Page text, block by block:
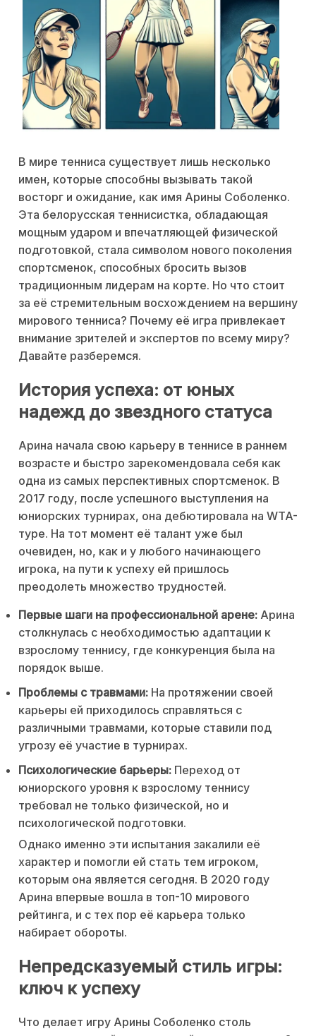
В мире тенниса существует лишь несколько
имен, которые способны вызывать такой
восторг и ожидание, как имя Арины Соболенко.
Эта белорусская теннисистка, обладающая
мощным ударом и впечатляющей физической
подготовкой, стала символом нового поколения
спортсменок, способных бросить вызов
традиционным лидерам на корте. Но что стоит
за её стремительным восхождением на вершину
мирового тенниса? Почему её игра привлекает
внимание зрителей и экспертов по всему миру?
Давайте разберемся.
История успеха: от юных
надежд до звездного статуса
Арина начала свою карьеру в теннисе в раннем
возрасте и быстро зарекомендовала себя как
одна из самых перспективных спортсменок. В
2017 году, после успешного выступления на
юниорских турнирах, она дебютировала на WTA-
туре. На тот момент её талант уже был
очевиден, но, как и у любого начинающего
игрока, на пути к успеху ей пришлось
преодолеть множество трудностей.
Первые шаги на профессиональной арене: Арина
столкнулась с необходимостью адаптации к
взрослому теннису, где конкуренция была на
порядок выше.
Проблемы с травмами: На протяжении своей
карьеры ей приходилось справляться с
различными травмами, которые ставили под
угрозу её участие в турнирах.
Психологические барьеры: Переход от
юниорского уровня к взрослому теннису
требовал не только физической, но и
психологической подготовки.
Однако именно эти испытания закалили её
характер и помогли ей стать тем игроком,
которым она является сегодня. В 2020 году
Арина впервые вошла в топ-10 мирового
рейтинга, и с тех пор её карьера только
набирает обороты.
Непредсказуемый стиль игры:
ключ к успеху
Что делает игру Арины Соболенко столь